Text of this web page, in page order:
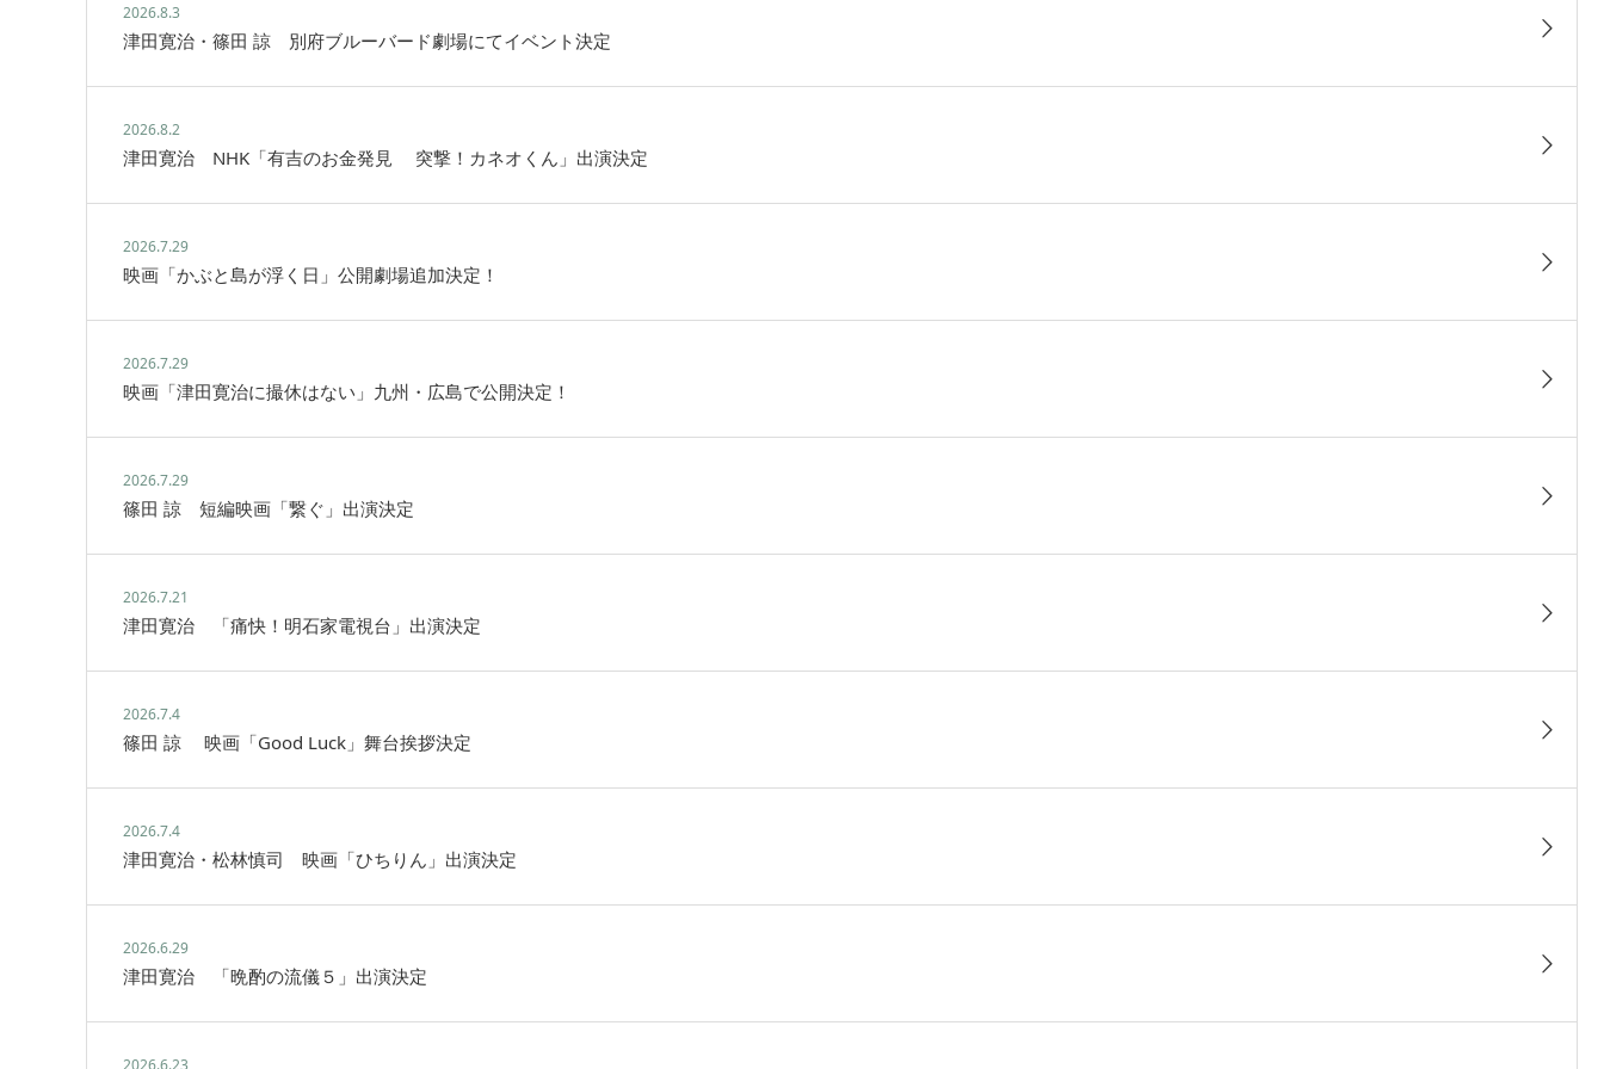
2026.8.3
津田寛治・篠田 諒 別府ブルーバード劇場にてイベント決定
2026.8.2
津田寛治 NHK「有吉のお金発見 突撃！カネオくん」出演決定
2026.7.29
映画「かぶと島が浮く日」公開劇場追加決定！
2026.7.29
映画「津田寛治に撮休はない」九州・広島で公開決定！
2026.7.29
篠田 諒 短編映画「繋ぐ」出演決定
2026.7.21
津田寛治 「痛快！明石家電視台」出演決定
2026.7.4
篠田 諒 映画「Good Luck」舞台挨拶決定
2026.7.4
津田寛治・松林慎司 映画「ひちりん」出演決定
2026.6.29
津田寛治 「晩酌の流儀５」出演決定
2026.6.23